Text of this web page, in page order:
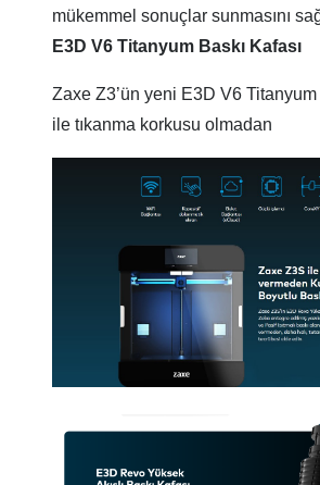
mükemmel sonuçlar sunmasını
E3D V6 Titanyum Baskı Kafası
Zaxe Z3’ün yeni E3D V6 Titanyum
ile tıkanma korkusu olmadan